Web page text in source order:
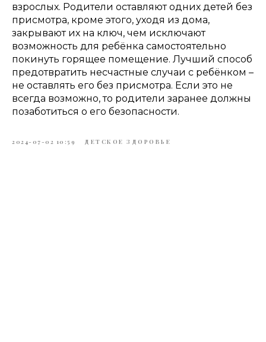
взрослых. Родители оставляют одних детей без
присмотра, кроме этого, уходя из дома,
закрывают их на ключ, чем исключают
возможность для ребёнка самостоятельно
покинуть горящее помещение. Лучший способ
предотвратить несчастные случаи с ребёнком –
не оставлять его без присмотра. Если это не
всегда возможно, то родители заранее должны
позаботиться о его безопасности.
2024-07-02 10:59 ДЕТСКОЕ ЗДОРОВЬЕ